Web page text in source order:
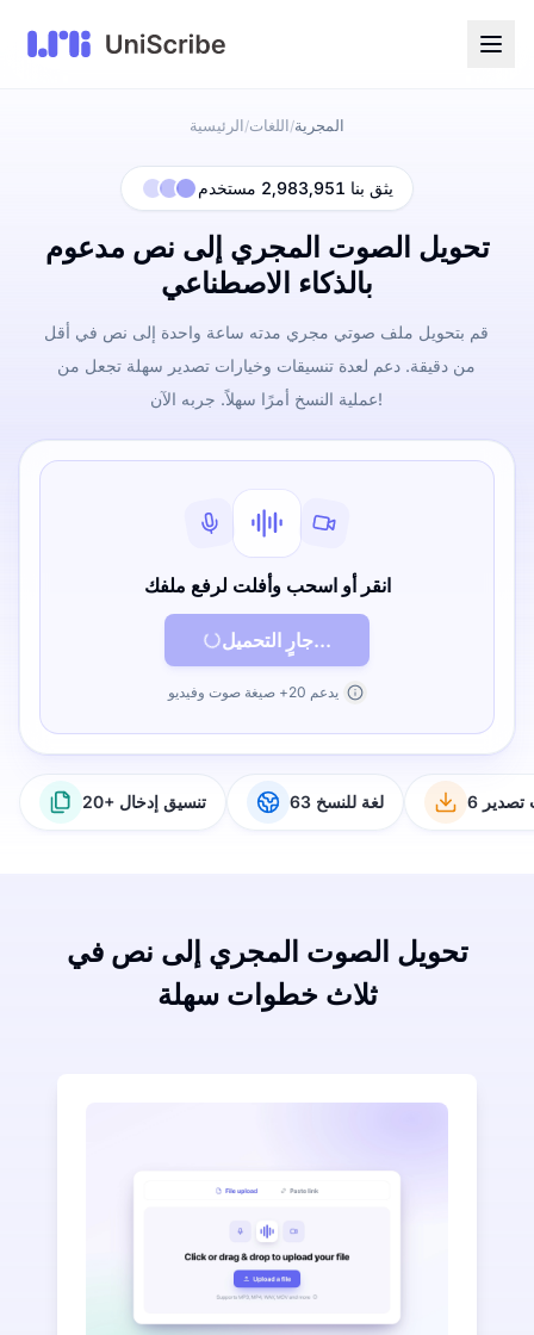
الرئيسية/اللغات/المجرية
يثق بنا 2,983,951 مستخدم
تحويل الصوت المجري إلى نص مدعوم
بالذكاء الاصطناعي
قم بتحويل ملف صوتي مجري مدته ساعة واحدة إلى نص في أقل
من دقيقة. دعم لعدة تنسيقات وخيارات تصدير سهلة تجعل من
عملية النسخ أمرًا سهلاً. جربه الآن!
انقر أو اسحب وأفلت لرفع ملفك
جارٍ التحميل...
يدعم 20+ صيغة صوت وفيديو
20+ تنسيق إدخال 63 لغة للنسخ تصدير
تحويل الصوت المجري إلى نص في
ثلاث خطوات سهلة